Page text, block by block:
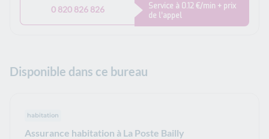
0 820 826 826
Service à 0.12 €/min + prix
de l’appel
Disponible dans ce bureau
Assurance habitation à La Poste Bailly
habitation